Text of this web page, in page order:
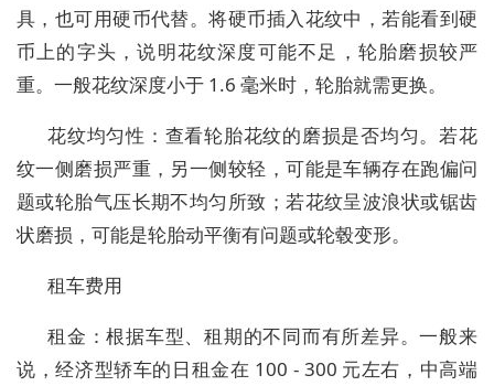
具，也可用硬币代替。将硬币插入花纹中，若能看到硬
币上的字头，说明花纹深度可能不足，轮胎磨损较严
重。一般花纹深度小于 1.6 毫米时，轮胎就需更换。
花纹均匀性：查看轮胎花纹的磨损是否均匀。若花
纹一侧磨损严重，另一侧较轻，可能是车辆存在跑偏问
题或轮胎气压长期不均匀所致；若花纹呈波浪状或锯齿
状磨损，可能是轮胎动平衡有问题或轮毂变形。
租车费用
租金：根据车型、租期的不同而有所差异。一般来
说，经济型轿车的日租金在 100 - 300 元左右，中高端